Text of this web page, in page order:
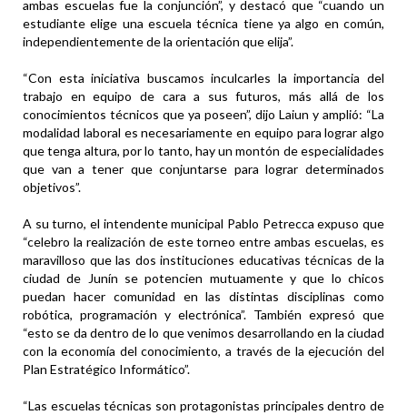
ambas escuelas fue la conjunción”, y destacó que “cuando un
estudiante elige una escuela técnica tiene ya algo en común,
independientemente de la orientación que elija”.
“Con esta iniciativa buscamos inculcarles la importancia del
trabajo en equipo de cara a sus futuros, más allá de los
conocimientos técnicos que ya poseen”, dijo Laiun y amplió: “La
modalidad laboral es necesariamente en equipo para lograr algo
que tenga altura, por lo tanto, hay un montón de especialidades
que van a tener que conjuntarse para lograr determinados
objetivos”.
A su turno, el intendente municipal Pablo Petrecca expuso que
“celebro la realización de este torneo entre ambas escuelas, es
maravilloso que las dos instituciones educativas técnicas de la
ciudad de Junín se potencien mutuamente y que lo chicos
puedan hacer comunidad en las distintas disciplinas como
robótica, programación y electrónica”. También expresó que
“esto se da dentro de lo que venimos desarrollando en la ciudad
con la economía del conocimiento, a través de la ejecución del
Plan Estratégico Informático”.
“Las escuelas técnicas son protagonistas principales dentro de